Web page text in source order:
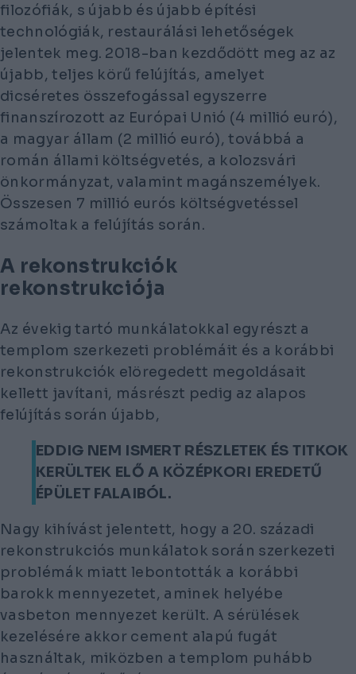
filozófiák, s újabb és újabb építési
technológiák, restaurálási lehetőségek
jelentek meg. 2018-ban kezdődött meg az az
újabb, teljes körű felújítás, amelyet
dicséretes összefogással egyszerre
finanszírozott az Európai Unió (4 millió euró),
a magyar állam (2 millió euró), továbbá a
román állami költségvetés, a kolozsvári
önkormányzat, valamint magánszemélyek.
Összesen 7 millió eurós költségvetéssel
számoltak a felújítás során.
A rekonstrukciók
rekonstrukciója
Az évekig tartó munkálatokkal egyrészt a
templom szerkezeti problémáit és a korábbi
rekonstrukciók elöregedett megoldásait
kellett javítani, másrészt pedig az alapos
felújítás során újabb,
EDDIG NEM ISMERT RÉSZLETEK ÉS TITKOK
KERÜLTEK ELŐ A KÖZÉPKORI EREDETŰ
ÉPÜLET FALAIBÓL.
Nagy kihívást jelentett, hogy a 20. századi
rekonstrukciós munkálatok során szerkezeti
problémák miatt lebontották a korábbi
barokk mennyezetet, aminek helyébe
vasbeton mennyezet került. A sérülések
kezelésére akkor cement alapú fugát
használtak, miközben a templom puhább